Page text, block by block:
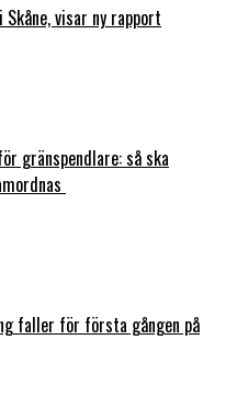
visar ny rapport
gränspendlare: så ska
faller för första gången på